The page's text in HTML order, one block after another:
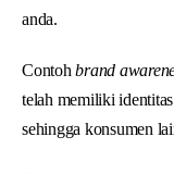
anda.
Contohbrand
telah memiliki
sehingga konsumen